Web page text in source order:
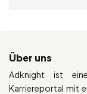
Über uns
Adknight ist
Karriereportal mit